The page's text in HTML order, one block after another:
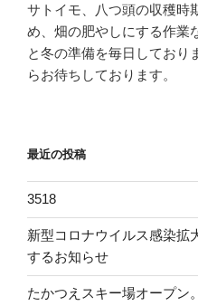
サトイモ、八つ頭の収穫時
め、畑の肥やしにする作業
と冬の準備を毎日しており
らお待ちしております。
最近の投稿
3518
新型コロナウイルス感染拡
するお知らせ
たかつえスキー場オープン。